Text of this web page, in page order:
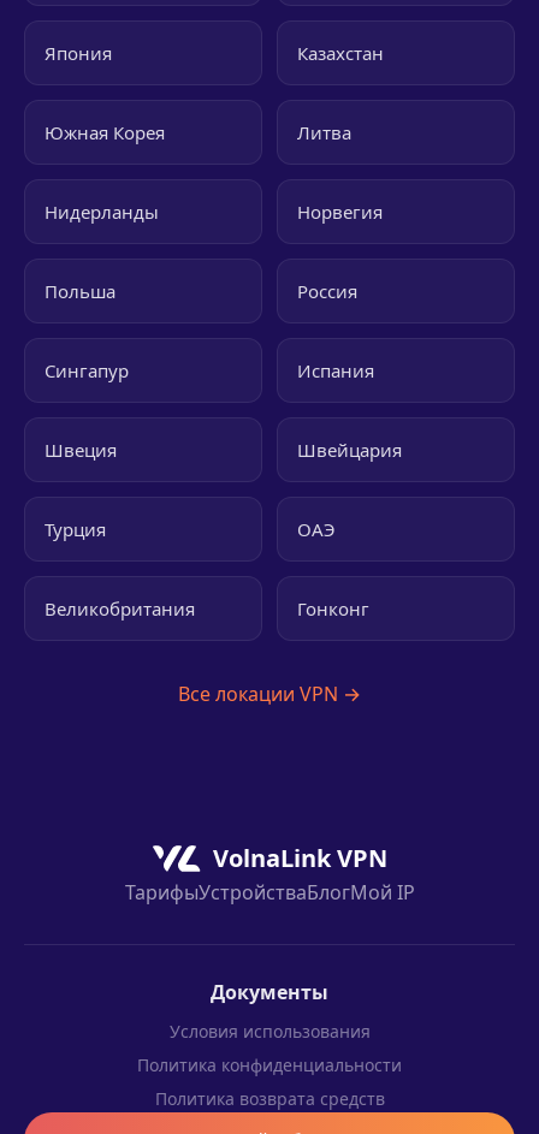
Япония Казахстан
Южная Корея Литва
Нидерланды Норвегия
Польша Россия
Сингапур Испания
Швеция Швейцария
Турция ОАЭ
Великобритания Гонконг
Все локации VPN →
VolnaLink VPN
ТарифыУстройстваБлогМой IP
Документы
Условия использования
Политика конфиденциальности
Политика возврата средств